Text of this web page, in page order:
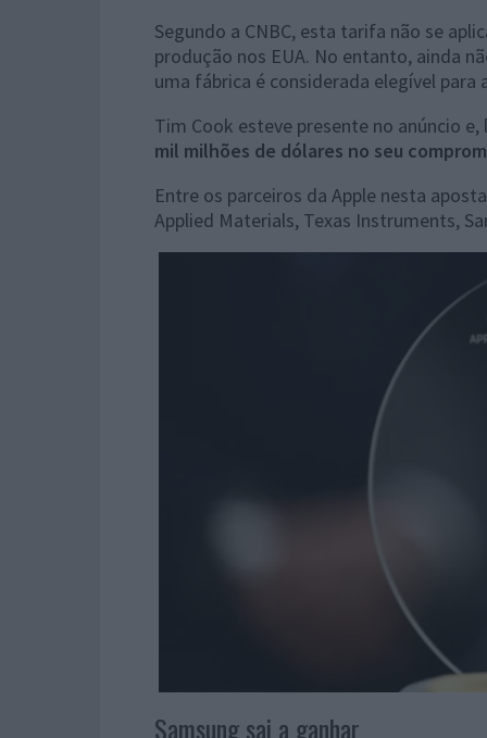
Segundo a CNBC, esta tarifa não se
produção nos EUA. No entanto, ainda
uma fábrica é considerada elegível para
Tim Cook esteve presente no anúncio
mil milhões de dólares no seu
Entre os parceiros da Apple nesta
Applied Materials, Texas Instruments,
Samsung sai a ganhar